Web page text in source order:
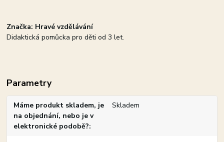
Značka: Hravé vzdělávání
Didaktická pomůcka pro děti od 3 let.
Parametry
Máme produkt skladem, je
na objednání, nebo je v
elektronické podobě?
Skladem